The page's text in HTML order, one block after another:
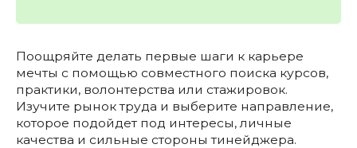
Поощряйте делать первые шаги к карьере
мечты с помощью совместного поиска курсов,
практики, волонтерства или стажировок.
Изучите рынок труда и выберите направление,
которое подойдет под интересы, личные
качества и сильные стороны тинейджера.